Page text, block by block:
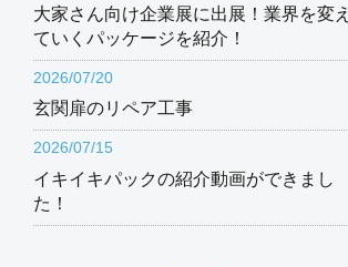
大家さん向け企業展に出展！業界を変え
ていくパッケージを紹介！
2026/07/20
玄関扉のリペア工事
2026/07/15
イキイキパックの紹介動画ができまし
た！